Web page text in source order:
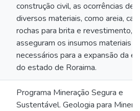
construção civil, as ocorrências de
diversos materiais, como areia,
rochas para brita e revestimento,
asseguram os insumos materiais
necessários para a expansão da
do estado de Roraima.
Programa Mineração Segura e
Sustentável. Geologia para